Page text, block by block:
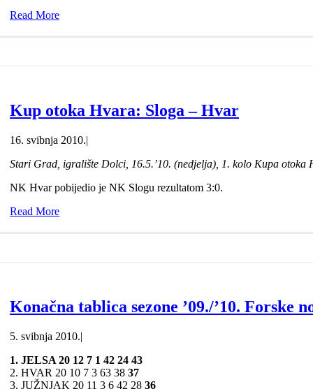
Read More
Kup otoka Hvara: Sloga – Hvar
16. svibnja 2010.|
Stari Grad, igralište Dolci, 16.5.’10. (nedjelja), 1. kolo Kupa otoka
NK Hvar pobijedio je NK Slogu rezultatom 3:0.
Read More
Konačna tablica sezone ’09./’10. Forske
5. svibnja 2010.|
1. JELSA 20 12 7 1 42 24 43
2. HVAR 20 10 7 3 63 38 37
3. JUŽNJAK 20 11 3 6 42 28 36